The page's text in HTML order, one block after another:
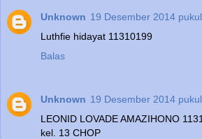
Unknown 19 Desember 2014
Luthfie hidayat 11310199
Balas
Unknown 19 Desember 2014
LEONID LOVADE AMAZIHONO
kel. 13 CHOP